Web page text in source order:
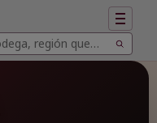
Mostrar